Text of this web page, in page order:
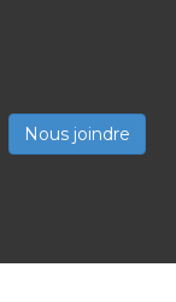
Nous joindre